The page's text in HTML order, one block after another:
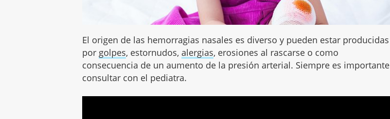
El origen de las hemorragias nasales es diverso y pueden estar producidas
por golpes, estornudos, alergias, erosiones al rascarse o como
consecuencia de un aumento de la presión arterial. Siempre es importante
consultar con el pediatra.